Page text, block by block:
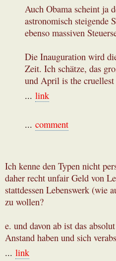
Auch Obama scheint ja
astronomisch steigende
ebenso massiven
Die Inauguration wird
Zeit. Ich schätze, das
und April is the
... link
... comment
Ich kenne den Typen nicht
daher recht unfair Geld von
stattdessen Lebenswerk (wie
zu wollen?
e. und davon ab ist das
Anstand haben und sich
... link